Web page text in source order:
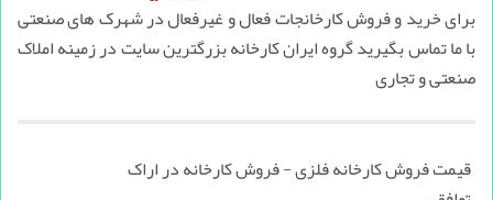
برای خرید و فروش کارخانجات فعال و غیرفعال در شهرک های صنعتی
با ما تماس بگیرید گروه ایران کارخانه بزرگترین سایت در زمینه املاک
صنعتی و تجاری
قیمت فروش کارخانه فلزی - فروش کارخانه در اراک